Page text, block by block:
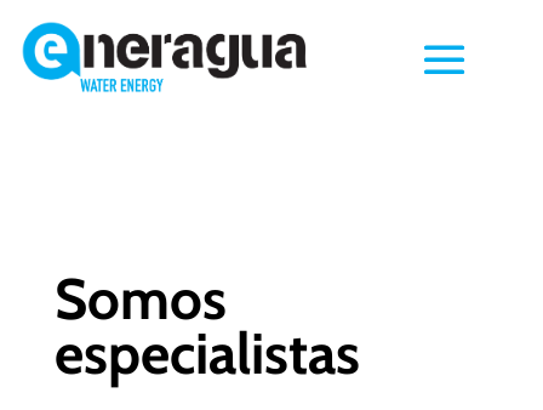
Somos
especialistas